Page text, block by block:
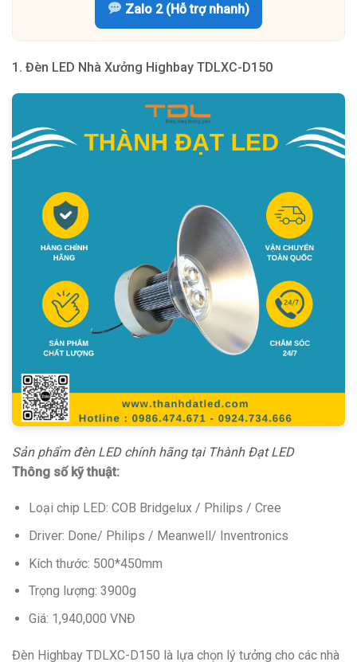
Zalo 2 (Hỗ trợ nhanh)
1. Đèn LED Nhà Xưởng Highbay TDLXC-D150
Sản phẩm đèn LED chính hãng tại Thành Đạt LED
Thông số kỹ thuật:
Loại chip LED: COB Bridgelux / Philips / Cree
Driver: Done/ Philips / Meanwell/ Inventronics
Kích thước: 500*450mm
Trọng lượng: 3900g
Giá: 1,940,000 VNĐ
Đèn Highbay TDLXC-D150 là lựa chọn lý tưởng cho các nhà